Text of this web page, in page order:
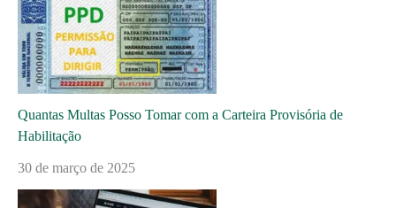
Quantas Multas Posso Tomar com a Carteira Provisória de
Habilitação
30 de março de 2025